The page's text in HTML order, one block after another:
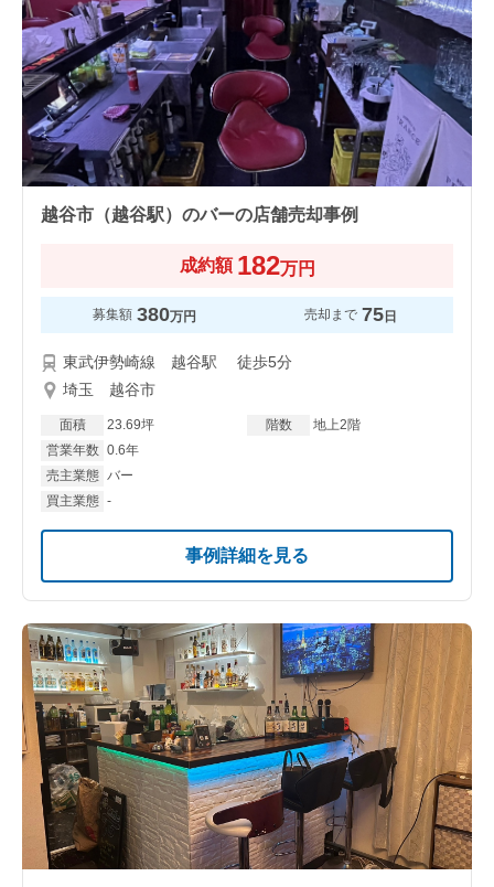
越谷市（越谷駅）のバーの店舗売却事例
成約額 182万円
募集額 380万円 売却まで 75日
東武伊勢崎線 越谷駅 徒歩5分
埼玉 越谷市
面積 23.69坪 階数
地上2階
営業年数 0.6年
売主業態 バー
買主業態 -
事例詳細を見る